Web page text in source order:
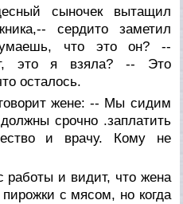
сыночек вытащил
сердито заметил
что это он? --
это я взяла? -- Это
осталось.
жене: -- Мы сидим
срочно .заплатить
и врачу. Кому не
работы и видит, что жена
с мясом, но когда